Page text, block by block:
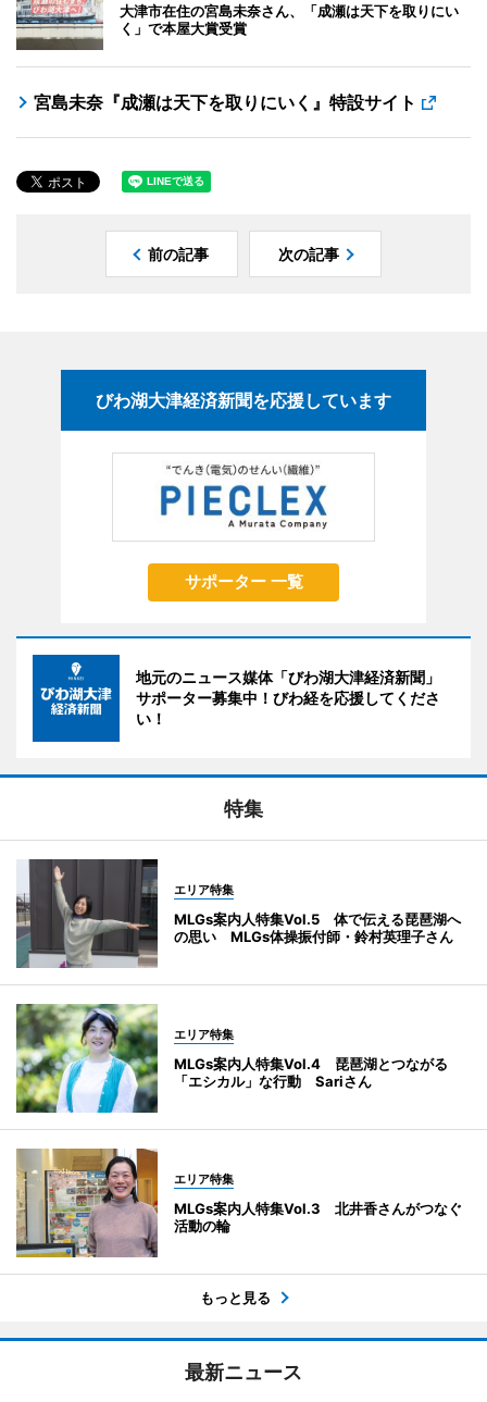
大津市在住の宮島未奈さん、「成瀬は天下を取りにい
く」で本屋大賞受賞
宮島未奈『成瀬は天下を取りにいく』特設サイト
前の記事 次の記事
びわ湖大津経済新聞を応援しています
サポーター 一覧
地元のニュース媒体「びわ湖大津経済新聞」
サポーター募集中！びわ経を応援してくださ
い！
特集
エリア特集
MLGs案内人特集Vol.5 体で伝える琵琶湖へ
の思い MLGs体操振付師・鈴村英理子さん
エリア特集
MLGs案内人特集Vol.4 琵琶湖とつながる
「エシカル」な行動 Sariさん
エリア特集
MLGs案内人特集Vol.3 北井香さんがつなぐ
活動の輪
もっと見る
最新ニュース